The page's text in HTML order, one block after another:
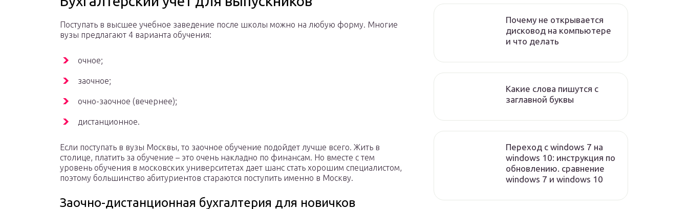
Поступать в высшее учебное заведение после школы можно на любую форму. Многие
вузы предлагают 4 варианта обучения:
очное;
заочное;
очно-заочное (вечернее);
дистанционное.
Если поступать в вузы Москвы, то заочное обучение подойдет лучше всего. Жить в
столице, платить за обучение – это очень накладно по финансам. Но вместе с тем
уровень обучения в московских университетах дает шанс стать хорошим специалистом,
поэтому большинство абитуриентов стараются поступить именно в Москву.
Заочно-дистанционная бухгалтерия для новичков
Почему не открывается
дисковод на компьютере
и что делать
Какие слова пишутся с
заглавной буквы
Переход с windows 7 на
windows 10: инструкция по
обновлению. сравнение
windows 7 и windows 10